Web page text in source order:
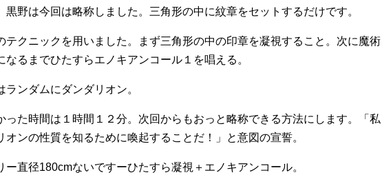
黒野は今回は略称しました。三角形の中に紋章をセットするだけです。
テクニックを用いました。まず三角形の中の印章を凝視すること。次に魔術
なるまでひたすらエノキアンコール１を唱える。
ランダムにダンダリオン。
った時間は１時間１２分。次回からもおっと略称できる方法にします。「私
オンの性質を知るために喚起することだ！」と意図の宣誓。
ー直径180cmないですーひたすら凝視＋エノキアンコール。